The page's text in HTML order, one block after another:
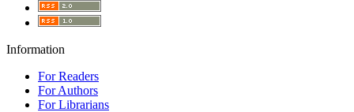
Information
For Readers
For Authors
For Librarians